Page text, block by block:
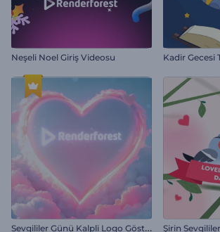
Neşeli Noel Giriş Videosu Kadir Gecesi
S
evgililer Günü Kalpli Logo Gösterimi Şirin